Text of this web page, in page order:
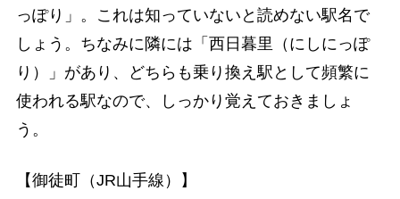
っぽり」。これは知っていないと読めない駅名で
しょう。ちなみに隣には「西日暮里（にしにっぽ
り）」があり、どちらも乗り換え駅として頻繁に
使われる駅なので、しっかり覚えておきましょ
う。
【御徒町（JR山手線）】